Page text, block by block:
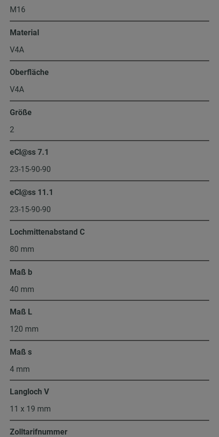
M16
Material
V4A
Oberfläche
V4A
Größe
2
eCl@ss 7.1
23-15-90-90
eCl@ss 11.1
23-15-90-90
Lochmittenabstand C
80 mm
Maß b
40 mm
Maß L
120 mm
Maß s
4 mm
Langloch V
11 x 19 mm
Zolltarifnummer